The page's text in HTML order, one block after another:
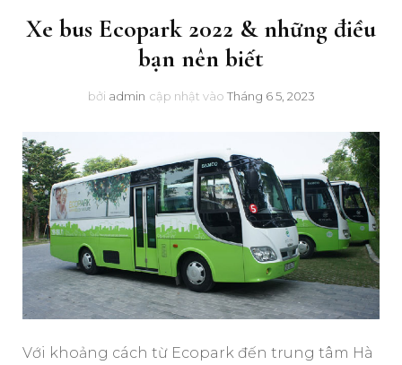
Xe bus Ecopark 2022 & những điều
bạn nên biết
bởi admin cập nhật vào Tháng 6 5, 2023
Với khoảng cách từ Ecopark đến trung tâm Hà